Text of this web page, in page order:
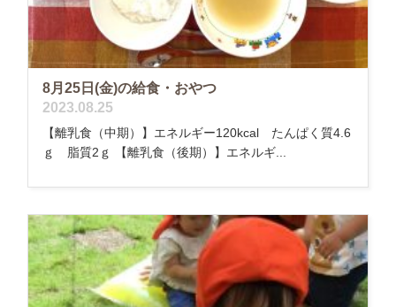
8月25日(金)の給食・おやつ
2023.08.25
【離乳食（中期）】エネルギー120kcal たんぱく質4.6
ｇ 脂質2ｇ 【離乳食（後期）】エネルギ...